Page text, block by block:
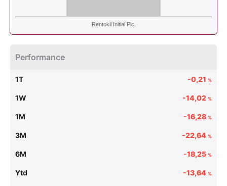
Rentokil Initial Plc.
Performance
1T -0,21 %
1W -14,02 %
1M -16,28 %
3M -22,64 %
6M -18,25 %
Ytd -13,64 %